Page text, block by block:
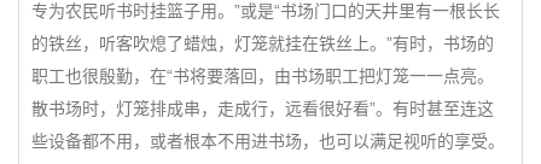
专为农民听书时挂篮子用。”或是“书场门口的天井里有一根长长
的铁丝，听客吹熄了蜡烛，灯笼就挂在铁丝上。”有时，书场的
职工也很殷勤，在“书将要落回，由书场职工把灯笼一一点亮。
散书场时，灯笼排成串，走成行，远看很好看”。有时甚至连这
些设备都不用，或者根本不用进书场，也可以满足视听的享受。